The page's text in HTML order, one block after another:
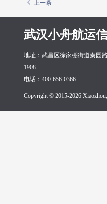
上一条
武汉小舟航运
地址：武昌区徐家棚街道秦园
1908
电话：400-656-0366
Copyright © 2015-2026